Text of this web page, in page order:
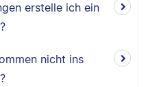
erstelle ich ein
nicht ins